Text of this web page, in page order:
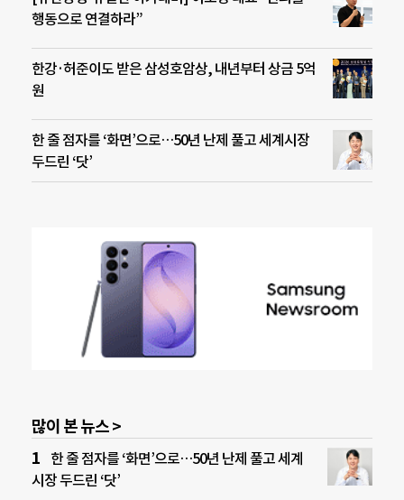
행동으로 연결하라”
한강·허준이도 받은 삼성호암상, 내년부터 상금 5억
원
한 줄 점자를 ‘화면’으로…50년 난제 풀고 세계시장
두드린 ‘닷’
많이 본 뉴스 >
한 줄 점자를 ‘화면’으로…50년 난제 풀고 세계
시장 두드린 ‘닷’